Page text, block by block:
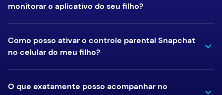
monitorar o aplicativo do seu filho?
Como posso ativar o controle parental Snapchat
no celular do meu filho?
O que exatamente posso acompanhar no